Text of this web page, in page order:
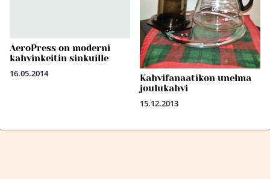
AeroPress on moderni
kahvinkeitin sinkuille
16.05.2014
Kahvifanaatikon unelma
joulukahvi
15.12.2013